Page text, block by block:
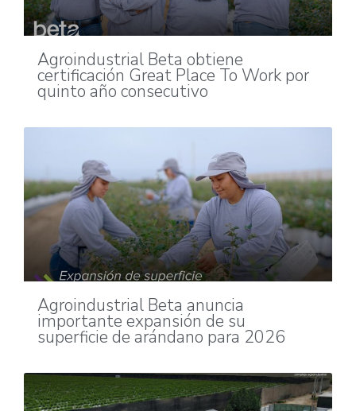
Agroindustrial Beta obtiene
certificación Great Place To Work por
quinto año consecutivo
Agroindustrial Beta anuncia
importante expansión de su
superficie de arándano para 2026